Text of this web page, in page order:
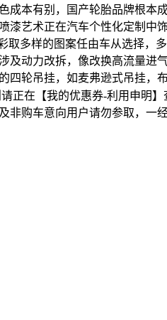
本有别，国产轮胎品牌根本
艺术正在汽车个性化定制中
多样的图案任由车从选择，
动力改拆，像改换高流量
轮吊挂，如麦弗逊式吊挂，
正在【我的优惠券-利用申明
购车意向用户请勿参取，一